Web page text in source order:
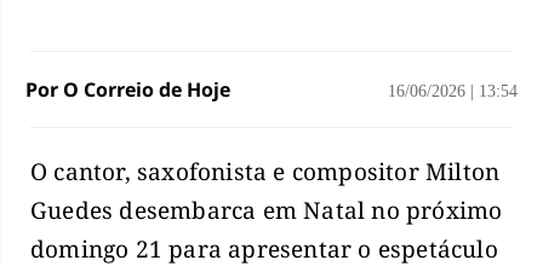
Por O Correio de Hoje 16/06/2026 13:54
O cantor, saxofonista e compositor Milton
Guedes desembarca em Natal no próximo
domingo 21 para apresentar o espetáculo